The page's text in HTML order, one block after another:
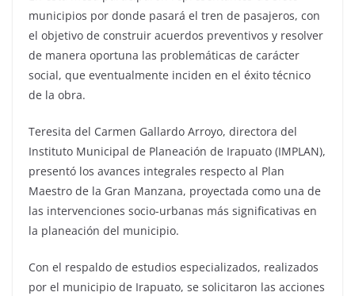
municipios por donde pasará el tren de pasajeros, con
el objetivo de construir acuerdos preventivos y resolver
de manera oportuna las problemáticas de carácter
social, que eventualmente inciden en el éxito técnico
de la obra.
Teresita del Carmen Gallardo Arroyo, directora del
Instituto Municipal de Planeación de Irapuato (IMPLAN),
presentó los avances integrales respecto al Plan
Maestro de la Gran Manzana, proyectada como una de
las intervenciones socio-urbanas más significativas en
la planeación del municipio.
Con el respaldo de estudios especializados, realizados
por el municipio de Irapuato, se solicitaron las acciones